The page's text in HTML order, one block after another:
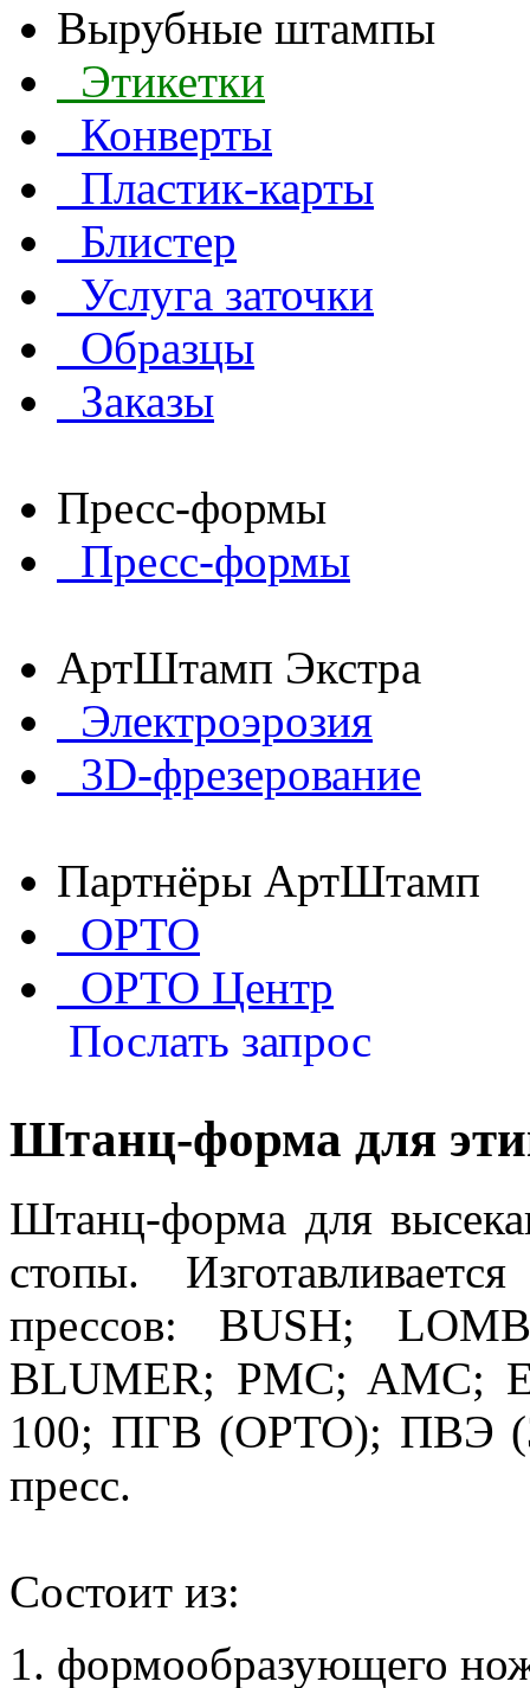
Вырубные штампы
Этикетки
Конверты
Пластик-карты
Блистер
Услуга заточки
Образцы
Заказы
Пресс-формы
Пресс-формы
АртШтамп Экстра
Электроэрозия
3D-фрезерование
Партнёры АртШтамп
ОРТО
ОРТО Центр
Послать запрос
Штанц-форма для
Штанц-форма для
стопы.
прессов: BUSH;
BLUMER; PMC; AMC;
100; ПГВ (ОРТО); ПВЭ
пресс.
Состоит из:
1. формообразующего